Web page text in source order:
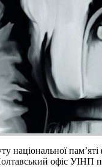
національної
Полтавський офіс